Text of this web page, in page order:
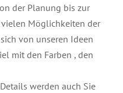
der Planung bis zur
Möglichkeiten der
von unseren Ideen
mit den Farben , den
werden auch Sie